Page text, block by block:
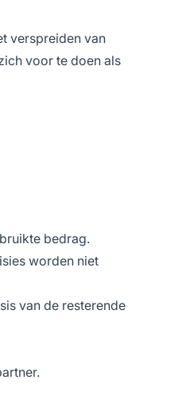
verspreiden van
voor te doen als
bedrag.
worden niet
van de resterende